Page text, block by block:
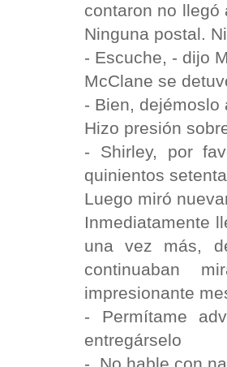
contaron no llegó
Ninguna postal.
- Escuche, - dijo
McClane se
- Bien, dejémoslo
Hizo presión
- Shirley, por
quinientos
Luego miró
Inmediatamente
una vez más,
continuaban
impresionante
- Permítame
entregárselo